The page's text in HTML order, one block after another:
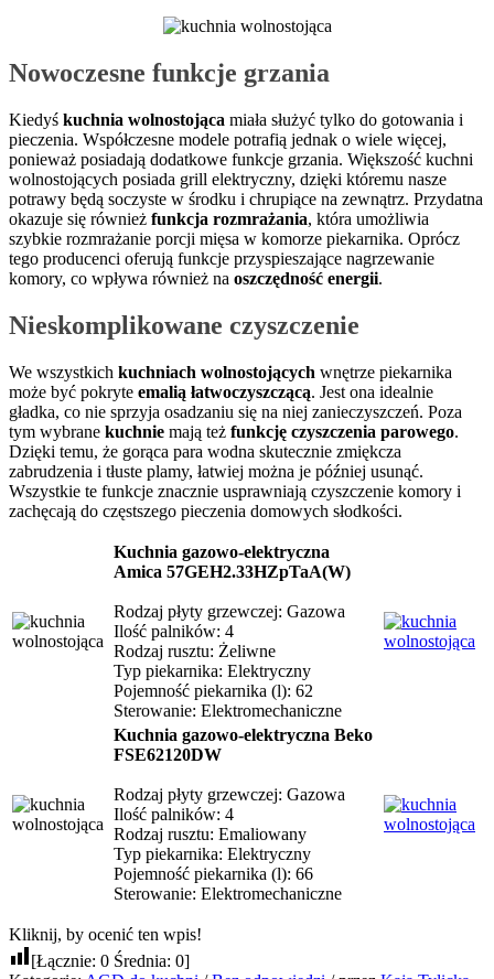
Nowoczesne funkcje grzania
Kiedyś kuchnia wolnostojąca miała służyć tylko do gotowania i
pieczenia. Współczesne modele potrafią jednak o wiele więcej,
ponieważ posiadają dodatkowe funkcje grzania. Większość kuchni
wolnostojących posiada grill elektryczny, dzięki któremu nasze
potrawy będą soczyste w środku i chrupiące na zewnątrz. Przydatna
okazuje się również funkcja rozmrażania, która umożliwia
szybkie rozmrażanie porcji mięsa w komorze piekarnika. Oprócz
tego producenci oferują funkcje przyspieszające nagrzewanie
komory, co wpływa również na oszczędność energii.
Nieskomplikowane czyszczenie
We wszystkich kuchniach wolnostojących wnętrze piekarnika
może być pokryte emalią łatwoczyszczącą. Jest ona idealnie
gładka, co nie sprzyja osadzaniu się na niej zanieczyszczeń. Poza
tym wybrane kuchnie mają też funkcję czyszczenia parowego.
Dzięki temu, że gorąca para wodna skutecznie zmiękcza
zabrudzenia i tłuste plamy, łatwiej można je później usunąć.
Wszystkie te funkcje znacznie usprawniają czyszczenie komory i
zachęcają do częstszego pieczenia domowych słodkości.
Kuchnia gazowo-elektryczna
Amica 57GEH2.33HZpTaA(W)
Rodzaj płyty grzewczej: Gazowa
Ilość palników: 4
Rodzaj rusztu: Żeliwne
Typ piekarnika: Elektryczny
Pojemność piekarnika (l): 62
Sterowanie: Elektromechaniczne
Kuchnia gazowo-elektryczna Beko
FSE62120DW
Rodzaj płyty grzewczej: Gazowa
Ilość palników: 4
Rodzaj rusztu: Emaliowany
Typ piekarnika: Elektryczny
Pojemność piekarnika (l): 66
Sterowanie: Elektromechaniczne
Kliknij, by ocenić ten wpis!
[Łącznie: 0 Średnia: 0]